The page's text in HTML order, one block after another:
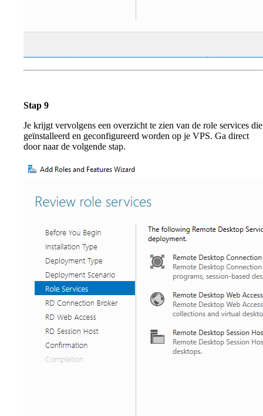
Stap 9
Je krijgt vervolgens een overzicht te zien van de role services die
geïnstalleerd en geconfigureerd worden op je VPS. Ga direct
door naar de volgende stap.